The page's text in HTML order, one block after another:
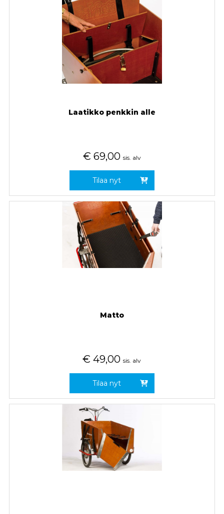
Laatikko penkkin alle
€ 69,00 sis. alv
Tilaa nyt
Matto
€ 49,00 sis. alv
Tilaa nyt